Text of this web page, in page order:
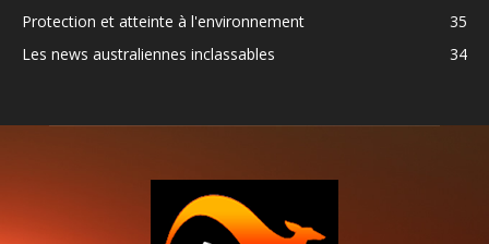
Protection et atteinte à l'environnement
35
Les news australiennes inclassables
34